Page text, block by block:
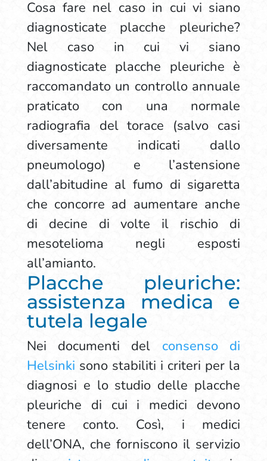
Cosa fare nel caso in cui vi siano
diagnosticate placche pleuriche?
Nel caso in cui vi siano
diagnosticate placche pleuriche è
raccomandato un controllo annuale
praticato con una normale
radiografia del torace (salvo casi
diversamente indicati dallo
pneumologo) e l’astensione
dall’abitudine al fumo di sigaretta
che concorre ad aumentare anche
di decine di volte il rischio di
mesotelioma negli esposti
all’amianto.
Placche pleuriche:
assistenza medica e
tutela legale
Nei documenti del consenso di
Helsinki sono stabiliti i criteri per la
diagnosi e lo studio delle placche
pleuriche di cui i medici devono
tenere conto. Così, i medici
dell’ONA, che forniscono il servizio